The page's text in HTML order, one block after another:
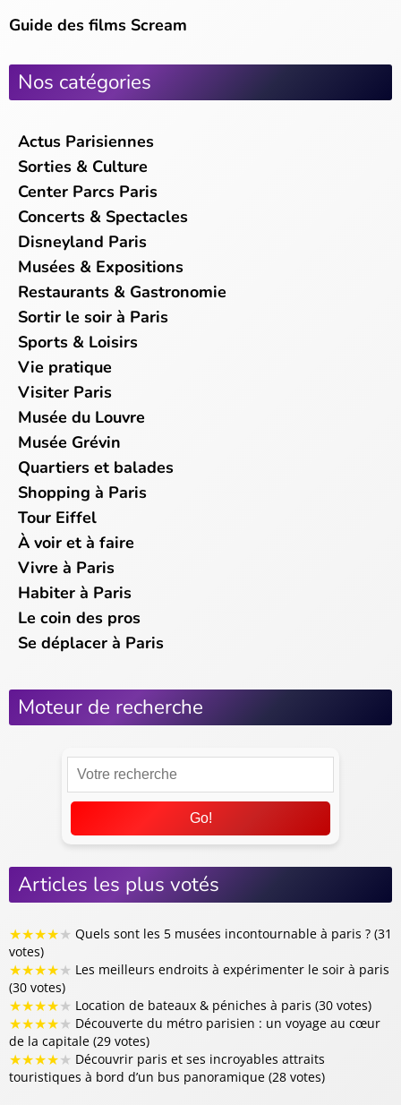
Guide des films Scream
Nos catégories
Actus Parisiennes
Sorties & Culture
Center Parcs Paris
Concerts & Spectacles
Disneyland Paris
Musées & Expositions
Restaurants & Gastronomie
Sortir le soir à Paris
Sports & Loisirs
Vie pratique
Visiter Paris
Musée du Louvre
Musée Grévin
Quartiers et balades
Shopping à Paris
Tour Eiffel
À voir et à faire
Vivre à Paris
Habiter à Paris
Le coin des pros
Se déplacer à Paris
Moteur de recherche
Go!
Articles les plus votés
★★★★★ Quels sont les 5 musées incontournable à paris ? (31
votes)
★★★★★ Les meilleurs endroits à expérimenter le soir à paris
(30 votes)
★★★★★ Location de bateaux & péniches à paris (30 votes)
★★★★★ Découverte du métro parisien : un voyage au cœur
de la capitale (29 votes)
★★★★★ Découvrir paris et ses incroyables attraits
touristiques à bord d’un bus panoramique (28 votes)